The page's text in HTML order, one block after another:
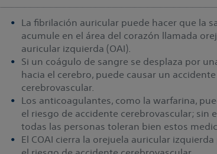
La fibrilación auricular puede hacer que la
acumule en el área del corazón llamada
auricular izquierda (OAI).
Si un coágulo de sangre se desplaza por
hacia el cerebro, puede causar un accidente
cerebrovascular.
Los anticoagulantes, como la warfarina,
el riesgo de accidente cerebrovascular; sin
todas las personas toleran bien estos
El COAI cierra la orejuela auricular